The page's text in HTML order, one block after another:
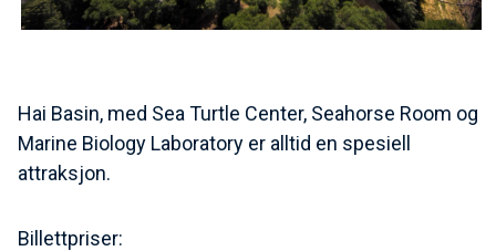
Hai Basin, med Sea Turtle Center, Seahorse Room og
Marine Biology Laboratory er alltid en spesiell
attraksjon.
Billettpriser: